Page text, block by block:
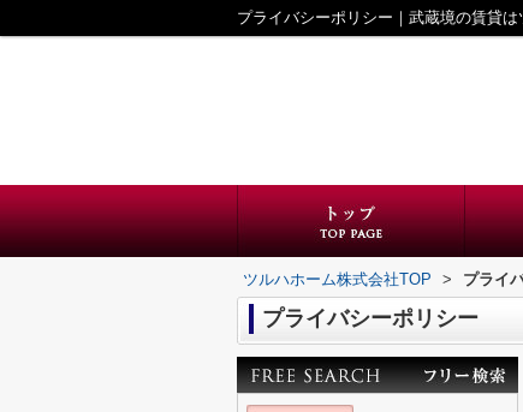
プライバシーポリシー｜武蔵境の賃貸
ツルハホーム株式会社TOP > プライ
プライバシーポリシー